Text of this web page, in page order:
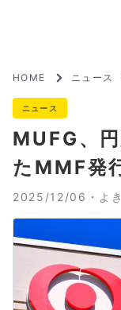
HOME ニュース
ニュース
MUFG、
たMMF発
2025/12/06・ よ